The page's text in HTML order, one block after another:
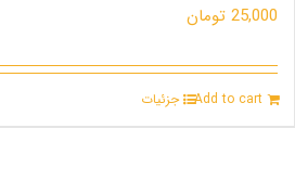
25,000 تومان
Add to cart جزئیات